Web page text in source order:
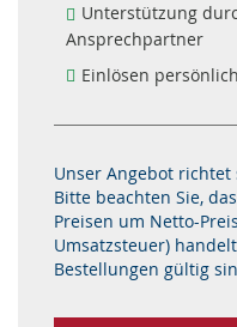
Unterstützung
Ansprechpartner
Einlösen
Unser Angebot
Bitte beachten Sie,
Preisen um Netto-
Umsatzsteuer)
Bestellungen gültig